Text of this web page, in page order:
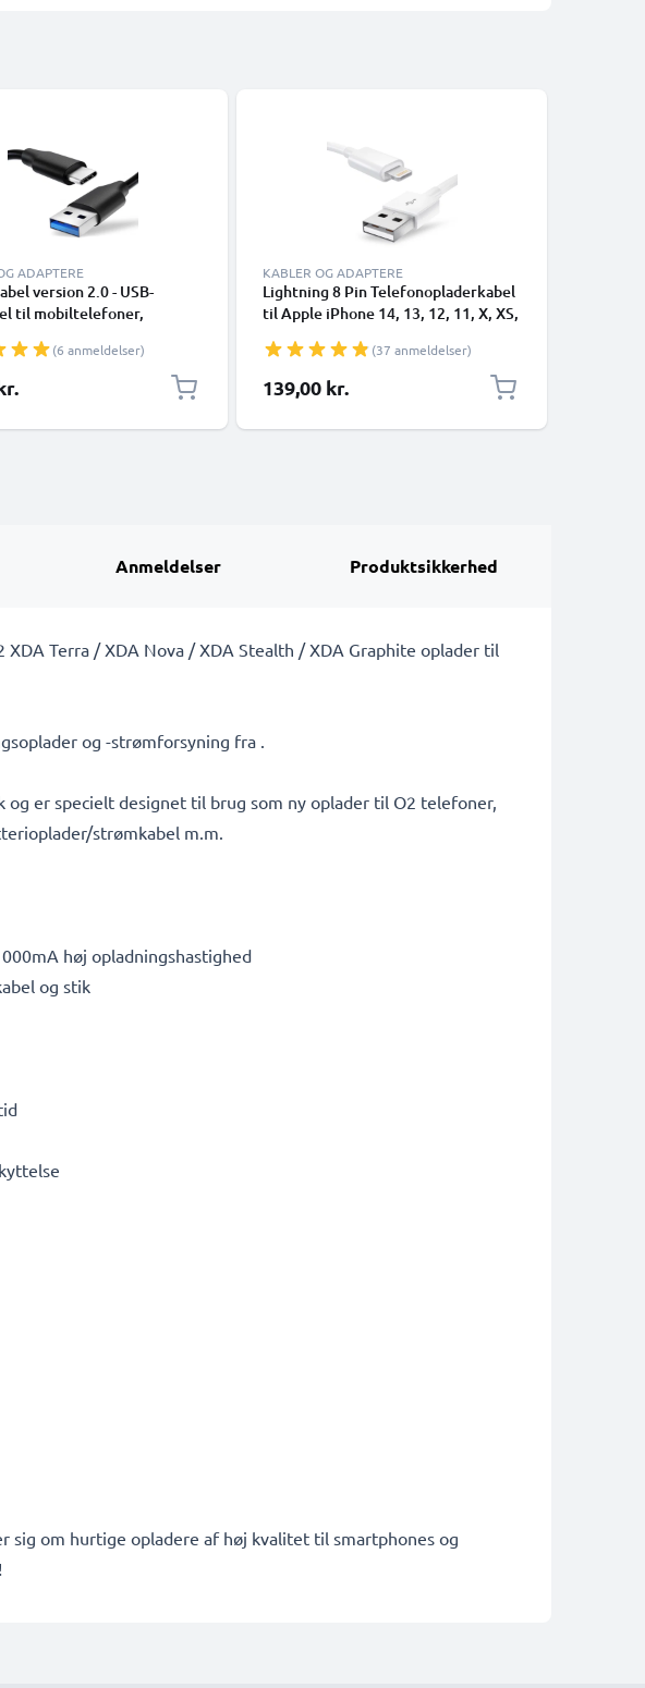
ADAPTERE
version 2.0 - USB-
til mobiltelefoner,
kameraer (Canon,
Lumix, Sony, GoPro) og
- 1,0m 3A-opladerkabel
(6 anmeldelser)
KABLER OG ADAPTERE
Lightning 8 Pin Telefonopladerkabel
til Apple iPhone 14, 13, 12, 11, X, XS,
Smartphone datakabel hvid
(37 anmeldelser)
139,00 kr.
Anmeldelser Produktsikkerhed
Terra / XDA Nova / XDA Stealth / XDA Graphite oplader til
og -strømforsyning fra .
er specielt designet til brug som ny oplader til O2 telefoner,
strømkabel m.m.
høj opladningshastighed
og stik
sig om hurtige opladere af høj kvalitet til smartphones og